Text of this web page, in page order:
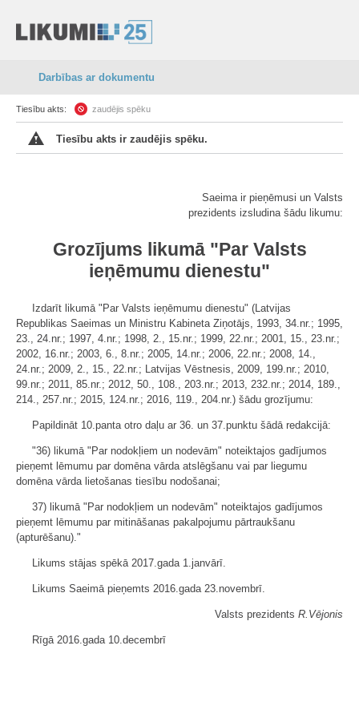
Darbības ar dokumentu
Tiesību akts: zaudējis spēku
Tiesību akts ir zaudējis spēku.
Saeima ir pieņēmusi un Valsts
prezidents izsludina šādu likumu:
Grozījums likumā "Par Valsts
ieņēmumu dienestu"
Izdarīt likumā "Par Valsts ieņēmumu dienestu" (Latvijas
Republikas Saeimas un Ministru Kabineta Ziņotājs, 1993, 34.nr.; 1995,
23., 24.nr.; 1997, 4.nr.; 1998, 2., 15.nr.; 1999, 22.nr.; 2001, 15., 23.nr.;
2002, 16.nr.; 2003, 6., 8.nr.; 2005, 14.nr.; 2006, 22.nr.; 2008, 14.,
24.nr.; 2009, 2., 15., 22.nr.; Latvijas Vēstnesis, 2009, 199.nr.; 2010,
99.nr.; 2011, 85.nr.; 2012, 50., 108., 203.nr.; 2013, 232.nr.; 2014, 189.,
214., 257.nr.; 2015, 124.nr.; 2016, 119., 204.nr.) šādu grozījumu:
Papildināt 10.panta otro daļu ar 36. un 37.punktu šādā redakcijā:
"36) likumā "Par nodokļiem un nodevām" noteiktajos gadījumos
pieņemt lēmumu par domēna vārda atslēgšanu vai par liegumu
domēna vārda lietošanas tiesību nodošanai;
37) likumā "Par nodokļiem un nodevām" noteiktajos gadījumos
pieņemt lēmumu par mitināšanas pakalpojumu pārtraukšanu
(apturēšanu)."
Likums stājas spēkā 2017.gada 1.janvārī.
Likums Saeimā pieņemts 2016.gada 23.novembrī.
Valsts prezidents R.Vējonis
Rīgā 2016.gada 10.decembrī